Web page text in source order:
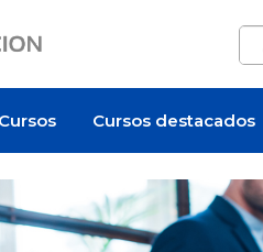
Cursos destacados